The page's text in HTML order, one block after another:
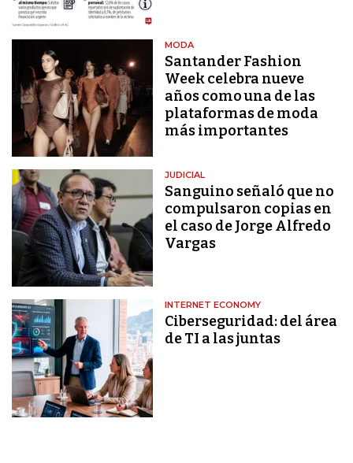
MODA
Santander Fashion
Week celebra nueve
años como una de las
plataformas de moda
más importantes
JUDICIAL
Sanguino señaló que no
compulsaron copias en
el caso de Jorge Alfredo
Vargas
INTERNET ECONOMY
Ciberseguridad: del área
de TI a las juntas